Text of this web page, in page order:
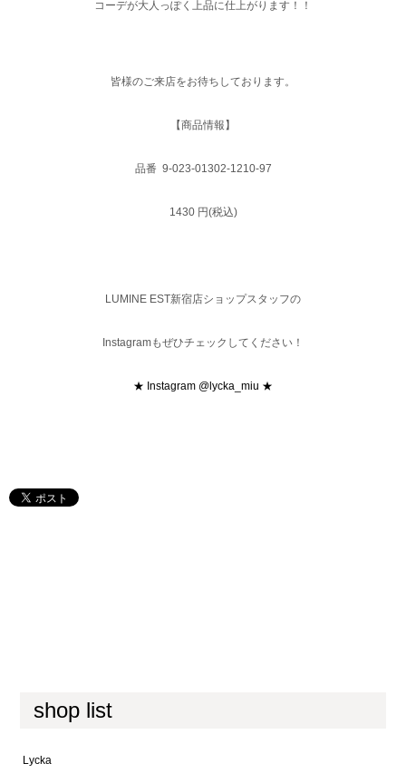
コーデが大人っぽく上品に仕上がります！！
皆様のご来店をお待ちしております。
【商品情報】
品番 9-023-01302-1210-97
1430 円(税込)
LUMINE EST新宿店ショップスタッフの
Instagramもぜひチェックしてください！
★ Instagram @lycka_miu ★
shop list
Lycka